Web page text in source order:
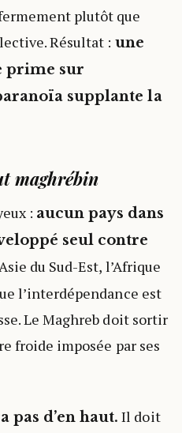
plutôt que
Résultat : une
prime sur
supplante la
maghrébin
: aucun pays dans
seul contre
du Sud-Est, l’Afrique
l’interdépendance est
Le Maghreb doit sortir
froide imposée par ses
pas d’en haut. Il doit